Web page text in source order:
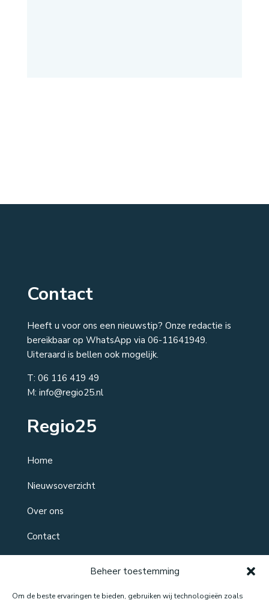
Beheer toestemming
Om de beste ervaringen te bieden, gebruiken wij technologieën zoals
Contact
Heeft u voor ons een nieuwstip? Onze redactie is
bereikbaar op WhatsApp via 06-11641949.
Uiteraard is bellen ook mogelijk.
T: 06 116 419 49
M: info@regio25.nl
Regio25
Home
Nieuwsoverzicht
Over ons
Contact